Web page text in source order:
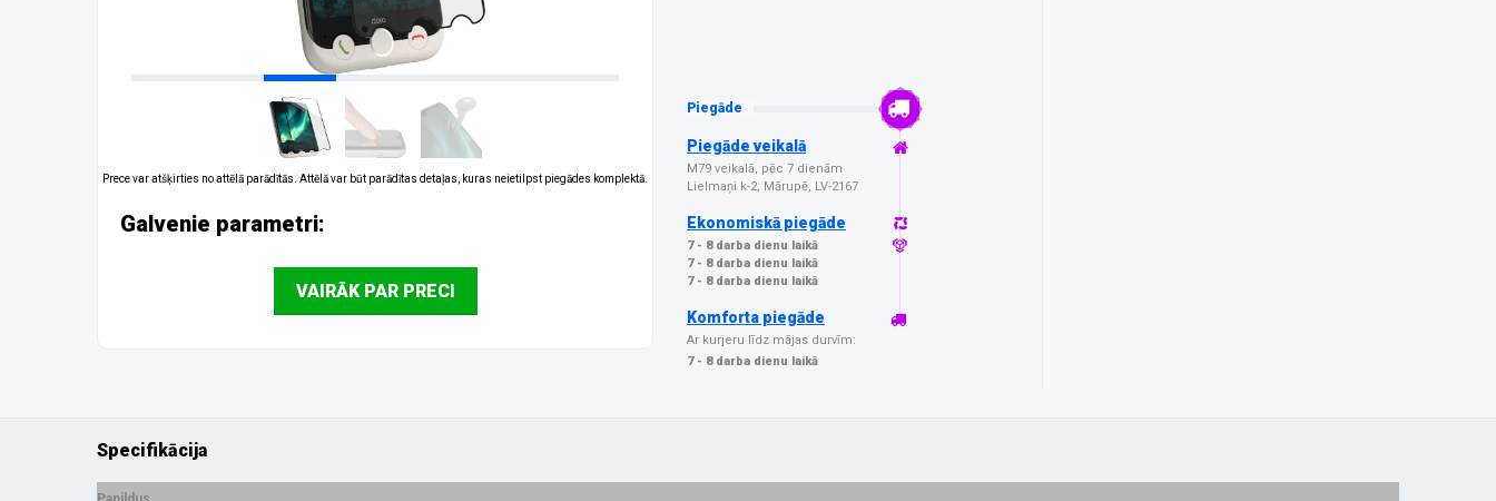
Prece var atšķirties no attēlā parādītās. Attēlā var būt parādītas detaļas, kuras neietilpst piegādes komplektā.
Galvenie parametri:
VAIRĀK PAR PRECI
Piegāde
Piegāde veikalā
M79 veikalā, pēc 7 dienām
Lielmaņi k-2, Mārupē, LV-2167
Ekonomiskā piegāde
7 - 8 darba dienu laikā
7 - 8 darba dienu laikā
7 - 8 darba dienu laikā
Komforta piegāde
Ar kurjeru līdz mājas durvīm:
7 - 8 darba dienu laikā
Specifikācija